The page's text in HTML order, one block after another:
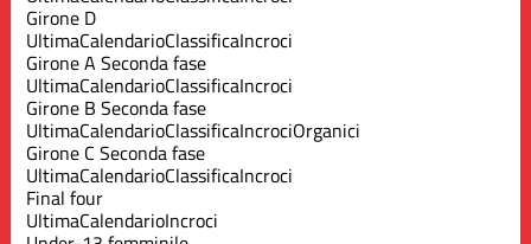
Girone D
UltimaCalendarioClassificaIncroci
Girone A Seconda fase
UltimaCalendarioClassificaIncroci
Girone B Seconda fase
UltimaCalendarioClassificaIncrociOrganici
Girone C Seconda fase
UltimaCalendarioClassificaIncroci
Final four
UltimaCalendarioIncroci